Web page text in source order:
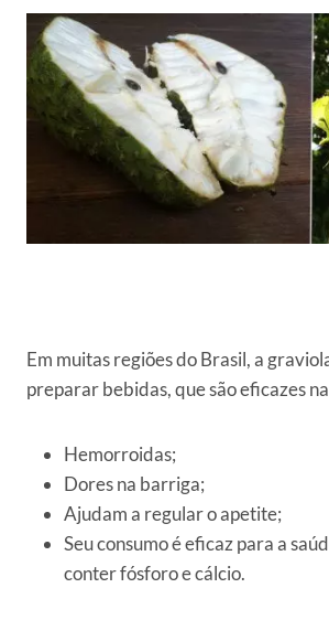
Em muitas regiões do Brasil, a
preparar bebidas, que são eficazes
Hemorroidas;
Dores na barriga;
Ajudam a regular o apetite;
Seu consumo é eficaz para a
conter fósforo e cálcio.